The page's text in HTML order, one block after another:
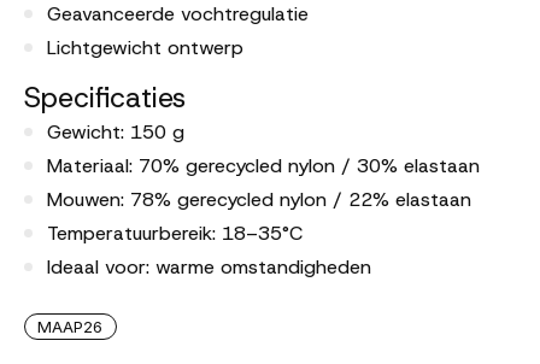
Geavanceerde vochtregulatie
Lichtgewicht ontwerp
Specificaties
Gewicht: 150 g
Materiaal: 70% gerecycled nylon / 30% elastaan
Mouwen: 78% gerecycled nylon / 22% elastaan
Temperatuurbereik: 18–35°C
Ideaal voor: warme omstandigheden
MAAP26